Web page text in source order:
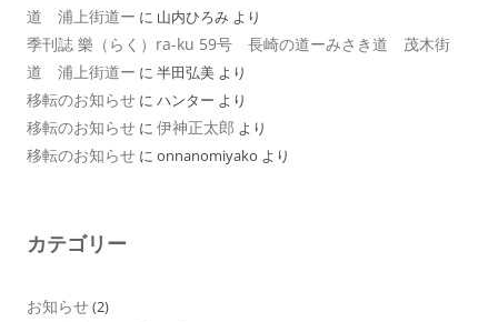
道 浦上街道ー に 山内ひろみ より
季刊誌 樂（らく）ra-ku 59号 長崎の道ーみさき道 茂木街
道 浦上街道ー に 半田弘美 より
移転のお知らせ に ハンター より
移転のお知らせ に 伊神正太郎 より
移転のお知らせ に onnanomiyako より
カテゴリー
お知らせ(2)